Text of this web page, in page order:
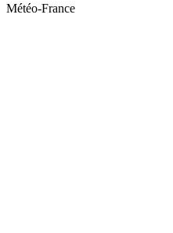
Météo-France